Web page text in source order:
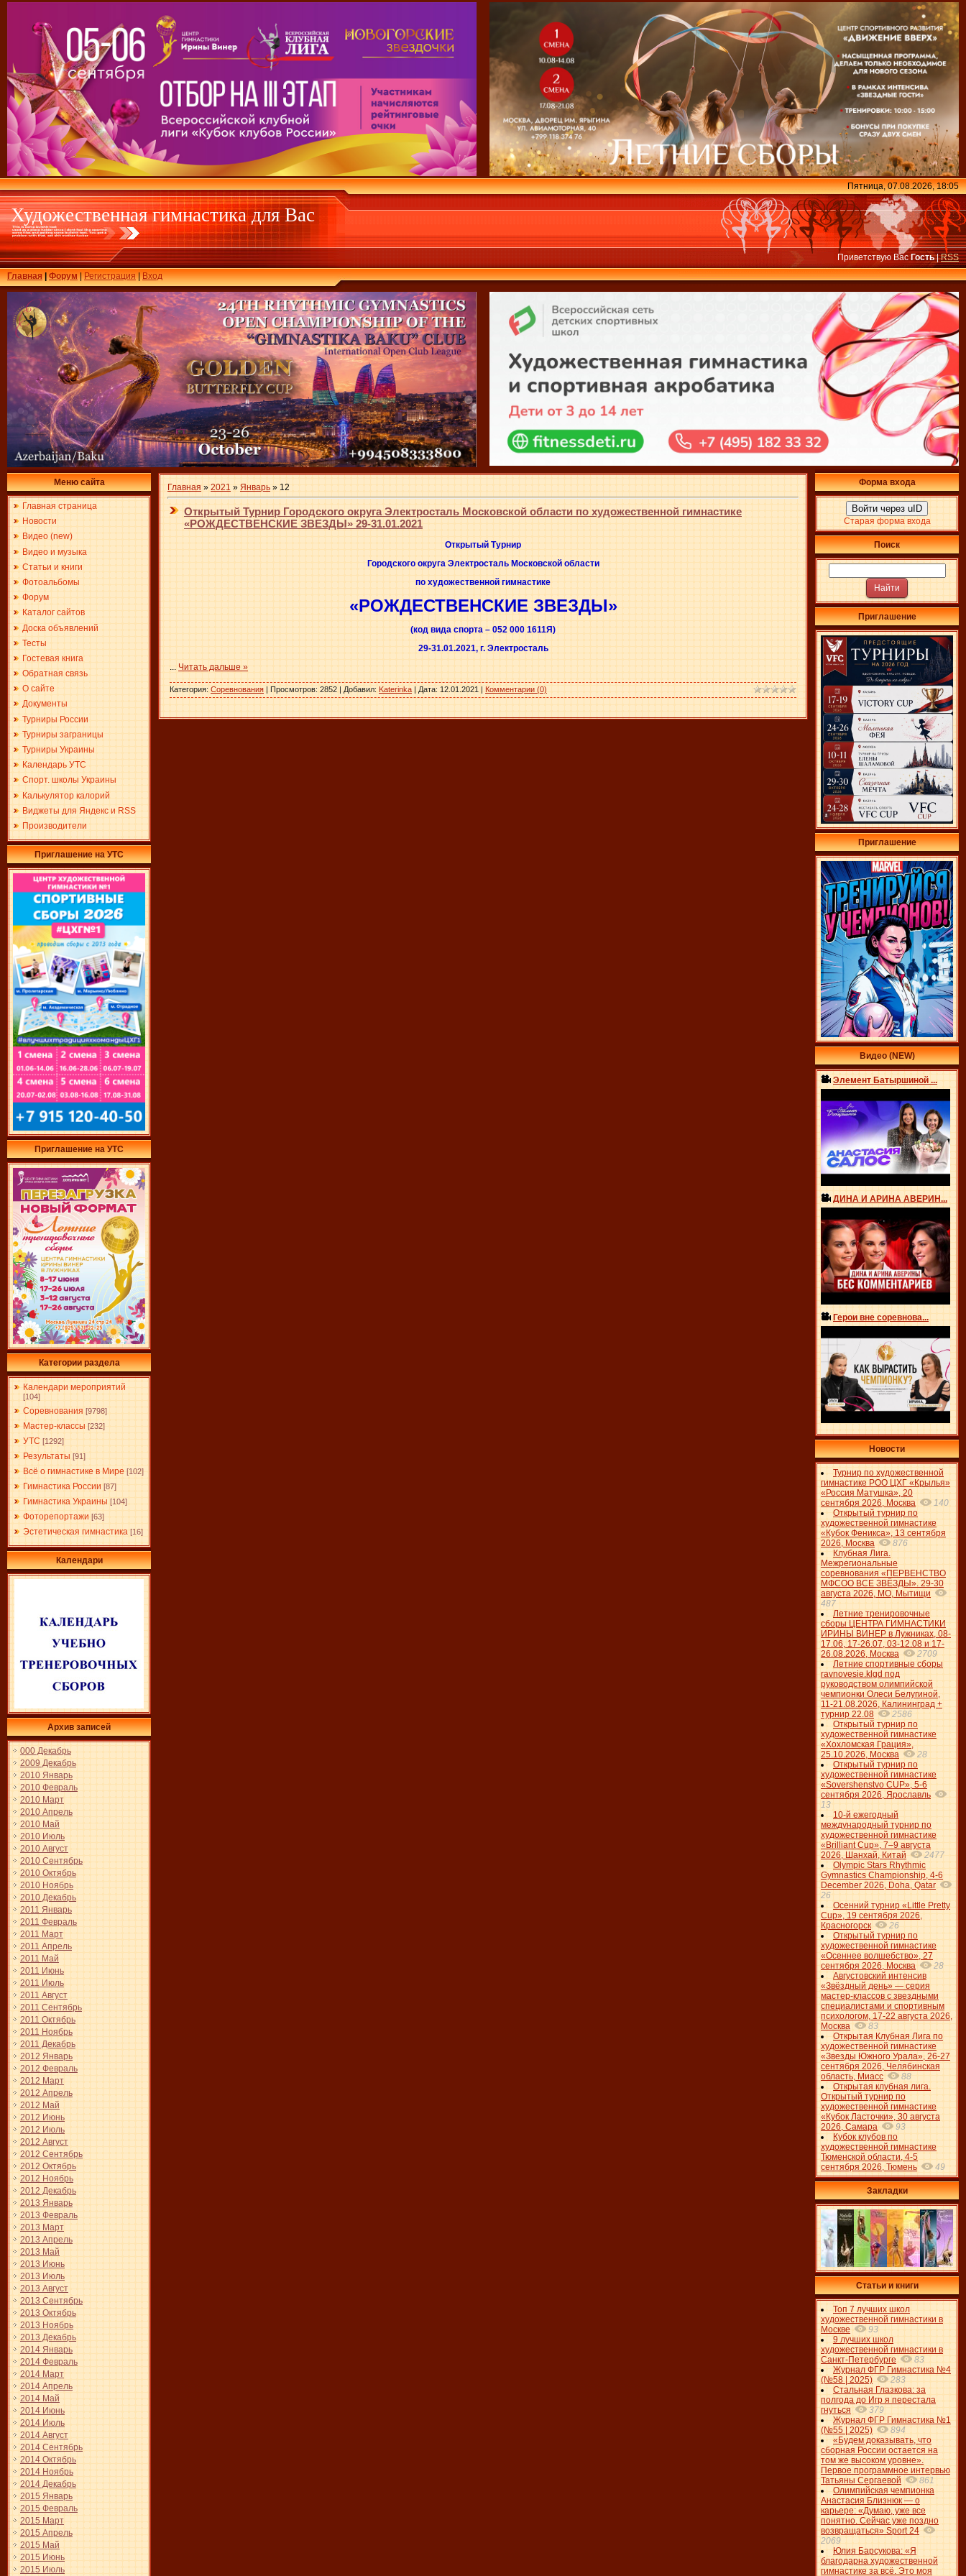
Художественная гимнастика для Вас
Главная|Форум |Регистрация|Вход
Пятница, 07.08.2026, 18:05
Приветствую Вас Гость|RSS
Меню сайта
Главная страница
Новости
Видео (new)
Видео и музыка
Статьи и книги
Фотоальбомы
Форум
Каталог сайтов
Доска объявлений
Тесты
Гостевая книга
Обратная связь
О сайте
Документы
Турниры России
Турниры заграницы
Турниры Украины
Календарь УТС
Спорт. школы Украины
Калькулятор калорий
Виджеты для Яндекс и RSS
Производители
Приглашение на УТС
Приглашение на УТС
Категории раздела
Календари мероприятий
[104]
Соревнования [9798]
Мастер-классы [232]
УТС [1292]
Результаты [91]
Всё о гимнастике в Мире [102]
Гимнастика России [87]
Гимнастика Украины [104]
Фоторепортажи [63]
Эстетическая гимнастика [16]
Календари
Архив записей
000 Декабрь
2009 Декабрь
2010 Январь
2010 Февраль
2010 Март
2010 Апрель
2010 Май
2010 Июль
2010 Август
2010 Сентябрь
2010 Октябрь
2010 Ноябрь
2010 Декабрь
2011 Январь
2011 Февраль
2011 Март
2011 Апрель
2011 Май
2011 Июнь
2011 Июль
2011 Август
2011 Сентябрь
2011 Октябрь
2011 Ноябрь
2011 Декабрь
2012 Январь
2012 Февраль
2012 Март
2012 Апрель
2012 Май
2012 Июнь
2012 Июль
2012 Август
2012 Сентябрь
2012 Октябрь
2012 Ноябрь
2012 Декабрь
2013 Январь
2013 Февраль
2013 Март
2013 Апрель
2013 Май
2013 Июнь
2013 Июль
2013 Август
2013 Сентябрь
2013 Октябрь
2013 Ноябрь
2013 Декабрь
2014 Январь
2014 Февраль
2014 Март
2014 Апрель
2014 Май
2014 Июнь
2014 Июль
2014 Август
2014 Сентябрь
2014 Октябрь
2014 Ноябрь
2014 Декабрь
2015 Январь
2015 Февраль
2015 Март
2015 Апрель
2015 Май
2015 Июнь
2015 Июль
Главная » 2021 » Январь » 12
Открытый Турнир Городского округа Электросталь Московской области по художественной гимнастике
«РОЖДЕСТВЕНСКИЕ ЗВЕЗДЫ» 29-31.01.2021
Открытый Турнир
Городского округа Электросталь Московской области
по художественной гимнастике
«РОЖДЕСТВЕНСКИЕ ЗВЕЗДЫ»
(код вида спорта – 052 000 1611Я)
29-31.01.2021, г. Электросталь
... Читать дальше »
Категория: Соревнования | Просмотров: 2852 | Добавил: Katerinka | Дата: 12.01.2021 | Комментарии (0)
Форма входа
Войти через uID
Старая форма входа
Поиск
Приглашение
Приглашение
Видео (NEW)
Элемент Батыршиной ...
ДИНА И АРИНА АВЕРИН...
Герои вне соревнова...
Новости
Турнир по художественной
гимнастике РОО ЦХГ «Крылья»
«Россия Матушка», 20
сентября 2026, Москва
140
Открытый турнир по
художественной гимнастике
«Кубок Феникса», 13 сентября
2026, Москва
876
Клубная Лига.
Межрегиональные
соревнования «ПЕРВЕНСТВО
МФСОО ВСЕ ЗВЁЗДЫ». 29-30
августа 2026, МО, Мытищи
487
Летние тренировочные
сборы ЦЕНТРА ГИМНАСТИКИ
ИРИНЫ ВИНЕР в Лужниках, 08-
17.06, 17-26.07, 03-12.08 и 17-
26.08.2026, Москва
2709
Летние спортивные сборы
ravnovesie.klgd под
руководством олимпийской
чемпионки Олеси Белугиной,
11-21.08.2026, Калининград +
турнир 22.08
2586
Открытый турнир по
художественной гимнастике
«Хохломская Грация»,
25.10.2026, Москва
28
Открытый турнир по
художественной гимнастике
«Sovershenstvo CUP», 5-6
сентября 2026, Ярославль
13
10-й ежегодный
международный турнир по
художественной гимнастике
«Brilliant Cup», 7–9 августа
2026, Шанхай, Китай
2477
Olympic Stars Rhythmic
Gymnastics Championship, 4-6
December 2026, Doha, Qatar
26
Осенний турнир «Little Pretty
Cup», 19 сентября 2026,
Красногорск
26
Открытый турнир по
художественной гимнастике
«Осеннее волшебство», 27
сентября 2026, Москва
28
Августовский интенсив
«Звёздный день» — серия
мастер-классов с звездными
специалистами и спортивным
психологом, 17-22 августа 2026,
Москва
83
Открытая Клубная Лига по
художественной гимнастике
«Звезды Южного Урала», 26-27
сентября 2026, Челябинская
область, Миасс
88
Открытая клубная лига.
Открытый турнир по
художественной гимнастике
«Кубок Ласточки», 30 августа
2026, Самара
93
Кубок клубов по
художественной гимнастике
Тюменской области, 4-5
сентября 2026, Тюмень
49
Закладки
Статьи и книги
Топ 7 лучших школ
художественной гимнастики в
Москве
93
9 лучших школ
художественной гимнастики в
Санкт-Петербурге
83
Журнал ФГР Гимнастика №4
(№58 | 2025)
283
Стальная Глазкова: за
полгода до Игр я перестала
гнуться
379
Журнал ФГР Гимнастика №1
(№55 | 2025)
894
«Будем доказывать, что
сборная России остается на
том же высоком уровне».
Первое программное интервью
Татьяны Сергаевой
861
Олимпийская чемпионка
Анастасия Близнюк — о
карьере: «Думаю, уже все
понятно. Сейчас уже поздно
возвращаться» Sport 24
2069
Юлия Барсукова: «Я
благодарна художественной
гимнастике за всё. Это моя